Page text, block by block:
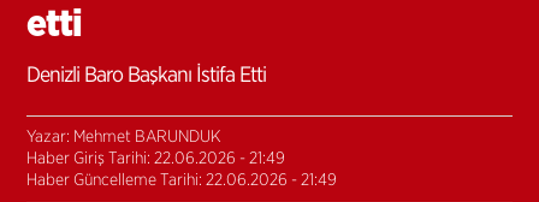
etti
Denizli Baro Başkanı İstifa Etti
Yazar: Mehmet BARUNDUK
Haber Giriş Tarihi: 22.06.2026 - 21:49
Haber Güncelleme Tarihi: 22.06.2026 - 21:49